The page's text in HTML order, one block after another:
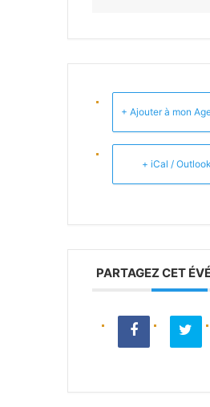
+ Ajouter à mon
+ iCal /
PARTAGEZ CET